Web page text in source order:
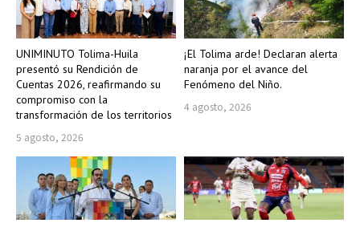
UNIMINUTO Tolima-Huila
presentó su Rendición de
Cuentas 2026, reafirmando su
compromiso con la
transformación de los territorios
5 agosto, 2026
¡El Tolima arde! Declaran alerta
naranja por el avance del
Fenómeno del Niño.
4 agosto, 2026